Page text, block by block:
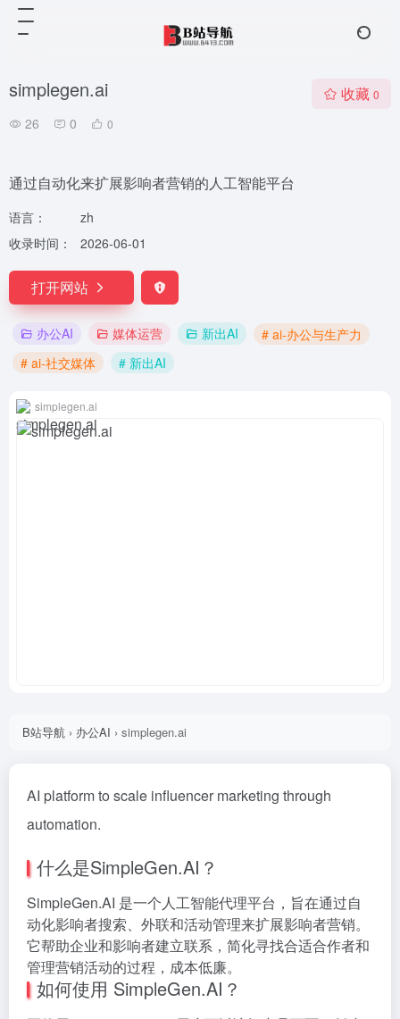
simplegen.ai
26 0 0
收藏 0
通过自动化来扩展影响者营销的人工智能平台
语言：
zh
收录时间：
2026-06-01
打开网站
办公AI 媒体运营 新出AI
# ai-办公与生产力
# ai-社交媒体
# 新出AI
simplegen.ai
B站导航 › 办公AI › simplegen.ai
AI platform to scale influencer marketing through
automation.
什么是SimpleGen.AI？
SimpleGen.AI 是一个人工智能代理平台，旨在通过自
动化影响者搜索、外联和活动管理来扩展影响者营销。
它帮助企业和影响者建立联系，简化寻找合适合作者和
管理营销活动的过程，成本低廉。
如何使用 SimpleGen.AI？